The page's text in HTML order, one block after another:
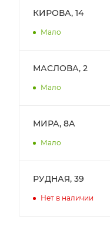
КИРОВА, 14
Мало
МАСЛОВА, 2
Мало
МИРА, 8А
Мало
РУДНАЯ, 39
Нет в наличии